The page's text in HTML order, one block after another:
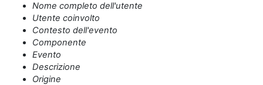
Nome completo dell'utente
Utente coinvolto
Contesto dell'evento
Componente
Evento
Descrizione
Origine